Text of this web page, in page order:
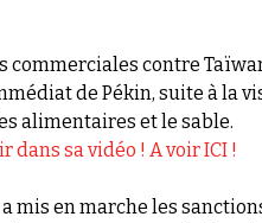
commerciales contre
de Pékin, suite à la
alimentaires et le sable.
dans sa vidéo ! A voir ICI !
mis en marche les